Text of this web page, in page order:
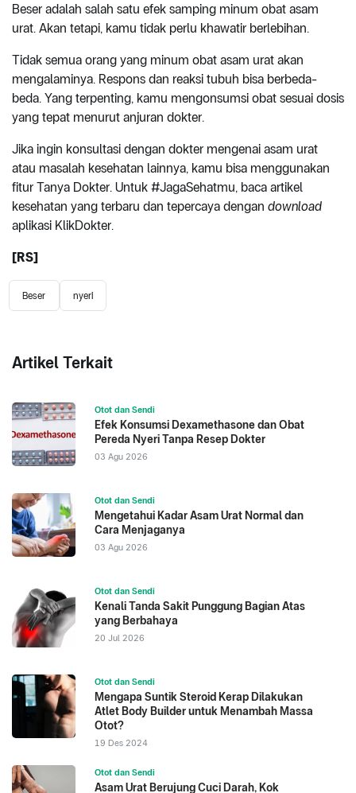
Beser adalah salah satu efek samping minum obat asam
urat. Akan tetapi, kamu tidak perlu khawatir berlebihan.
Tidak semua orang yang minum obat asam urat akan
mengalaminya. Respons dan reaksi tubuh bisa berbeda-
beda. Yang terpenting, kamu mengonsumsi obat sesuai dosis
yang tepat menurut anjuran dokter.
Jika ingin konsultasi dengan dokter mengenai asam urat
atau masalah kesehatan lainnya, kamu bisa menggunakan
fitur Tanya Dokter. Untuk #JagaSehatmu, baca artikel
kesehatan yang terbaru dan tepercaya dengan download
aplikasi KlikDokter.
[RS]
Beser nyeri
Artikel Terkait
Otot dan Sendi
Efek Konsumsi Dexamethasone dan Obat
Pereda Nyeri Tanpa Resep Dokter
03 Agu 2026
Otot dan Sendi
Mengetahui Kadar Asam Urat Normal dan
Cara Menjaganya
03 Agu 2026
Otot dan Sendi
Kenali Tanda Sakit Punggung Bagian Atas
yang Berbahaya
20 Jul 2026
Otot dan Sendi
Mengapa Suntik Steroid Kerap Dilakukan
Atlet Body Builder untuk Menambah Massa
Otot?
19 Des 2024
Otot dan Sendi
Asam Urat Berujung Cuci Darah, Kok